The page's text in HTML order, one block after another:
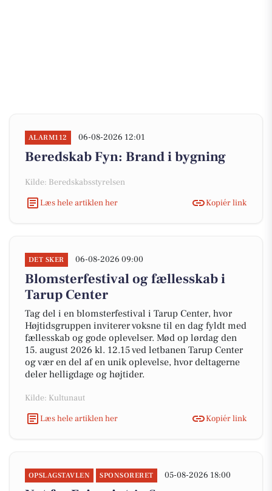
ALARM112 06-08-2026 12:01
Beredskab Fyn: Brand i bygning
Kilde: Beredskabsstyrelsen
Læs hele artiklen her
Kopiér link
DET SKER 06-08-2026 09:00
Blomsterfestival og fællesskab i
Tarup Center
Tag del i en blomsterfestival i Tarup Center, hvor
Højtidsgruppen inviterer voksne til en dag fyldt med
fællesskab og gode oplevelser. Mød op lørdag den
15. august 2026 kl. 12.15 ved letbanen Tarup Center
og vær en del af en unik oplevelse, hvor deltagerne
deler helligdage og højtider.
Kilde: Kultunaut
Læs hele artiklen her
Kopiér link
OPSLAGSTAVLEN SPONSORERET 05-08-2026 18:00